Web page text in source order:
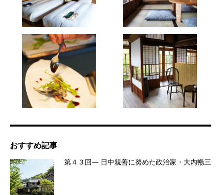
おすすめ記事
第４３回― 日中親善に努めた政治家・大内暢三